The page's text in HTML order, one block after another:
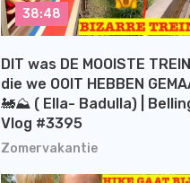
Zomervakantie
DIT was DE MOOISTE
die we OOIT HEBBEN
🚂⛰️ ( Ella- Badulla) |
Vlog #3395
38:48